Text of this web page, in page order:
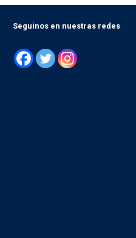
Seguinos en nuestras redes